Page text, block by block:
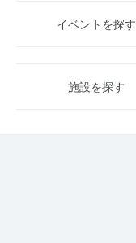
イベントを探す
施設を探す